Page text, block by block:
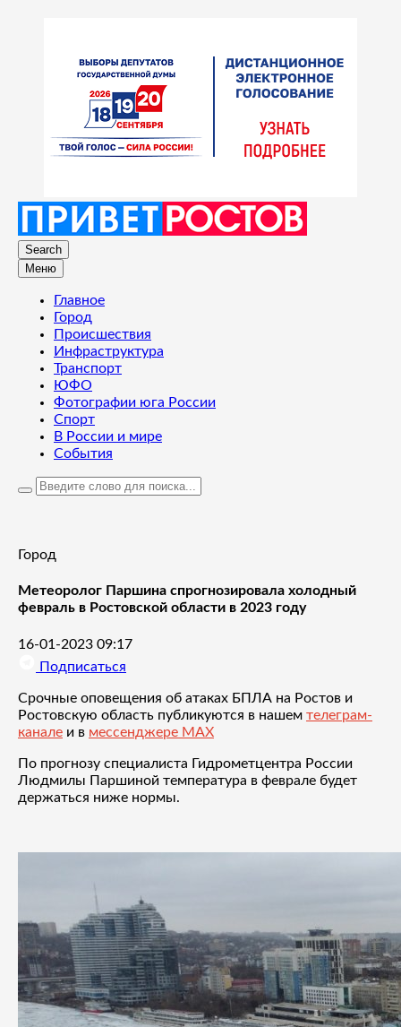
Search
Меню
Главное
Город
Происшествия
Инфраструктура
Транспорт
ЮФО
Фотографии юга России
Спорт
В России и мире
События
Город
Метеоролог Паршина спрогнозировала холодный
февраль в Ростовской области в 2023 году
16-01-2023 09:17
Подписаться
Срочные оповещения об атаках БПЛА на Ростов и
Ростовскую область публикуются в нашем телеграм-
канале и в мессенджере MAX
По прогнозу специалиста Гидрометцентра России
Людмилы Паршиной температура в феврале будет
держаться ниже нормы.